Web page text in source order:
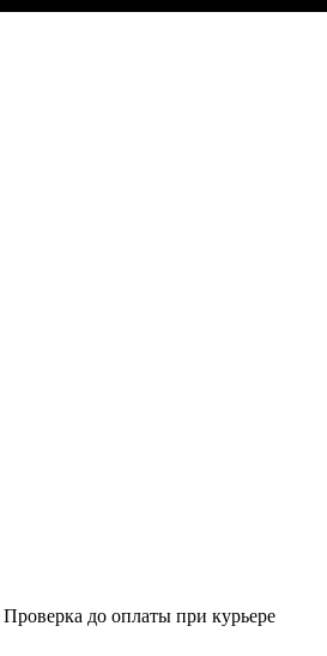
Проверка до оплаты при курьере